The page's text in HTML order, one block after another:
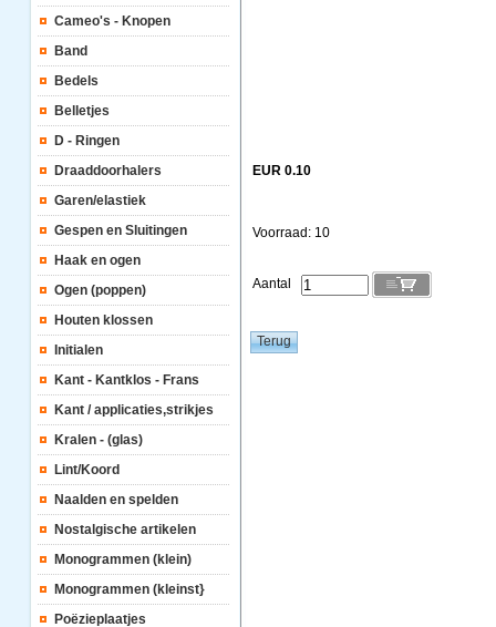
Cameo's - Knopen
Band
Bedels
Belletjes
D - Ringen
Draaddoorhalers
Garen/elastiek
Gespen en Sluitingen
Haak en ogen
Ogen (poppen)
Houten klossen
Initialen
Kant - Kantklos - Frans
Kant / applicaties,strikjes
Kralen - (glas)
Lint/Koord
Naalden en spelden
Nostalgische artikelen
Monogrammen (klein)
Monogrammen (kleinst}
Poëzieplaatjes
EUR 0.10
Voorraad: 10
Aantal